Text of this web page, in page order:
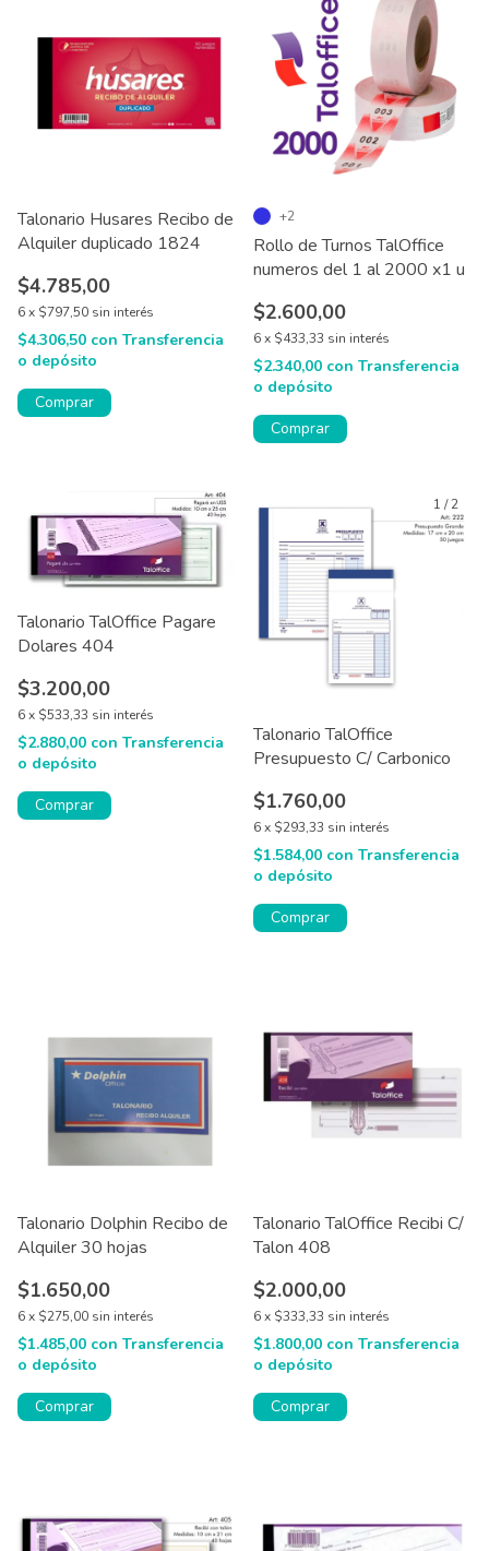
Talonario Husares Recibo de
Alquiler duplicado 1824
$4.785,00
6x $797,50 sin interés
$4.306,50 con Transferencia
o depósito
Rollo de Turnos TalOffice
numeros del 1 al 2000 x1 u
$2.600,00
6x $433,33 sin interés
$2.340,00 con Transferencia
o depósito
+2
Comprar
Talonario TalOffice Pagare
Dolares 404
$3.200,00
6x $533,33 sin interés
$2.880,00 con Transferencia
o depósito
1 /2
Talonario TalOffice
Presupuesto C/ Carbonico
$1.760,00
6x $293,33 sin interés
$1.584,00 con Transferencia
o depósito
Comprar
Talonario Dolphin Recibo de
Alquiler 30 hojas
$1.650,00
6x $275,00 sin interés
$1.485,00 con Transferencia
o depósito
Talonario TalOffice Recibi C/
Talon 408
$2.000,00
6x $333,33 sin interés
$1.800,00 con Transferencia
o depósito